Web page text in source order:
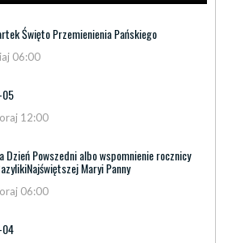
Święto Przemienienia Pańskiego
06:00
05
12:00
Powszedni albo wspomnienie rocznicy
Maryi Panny
06:00
04